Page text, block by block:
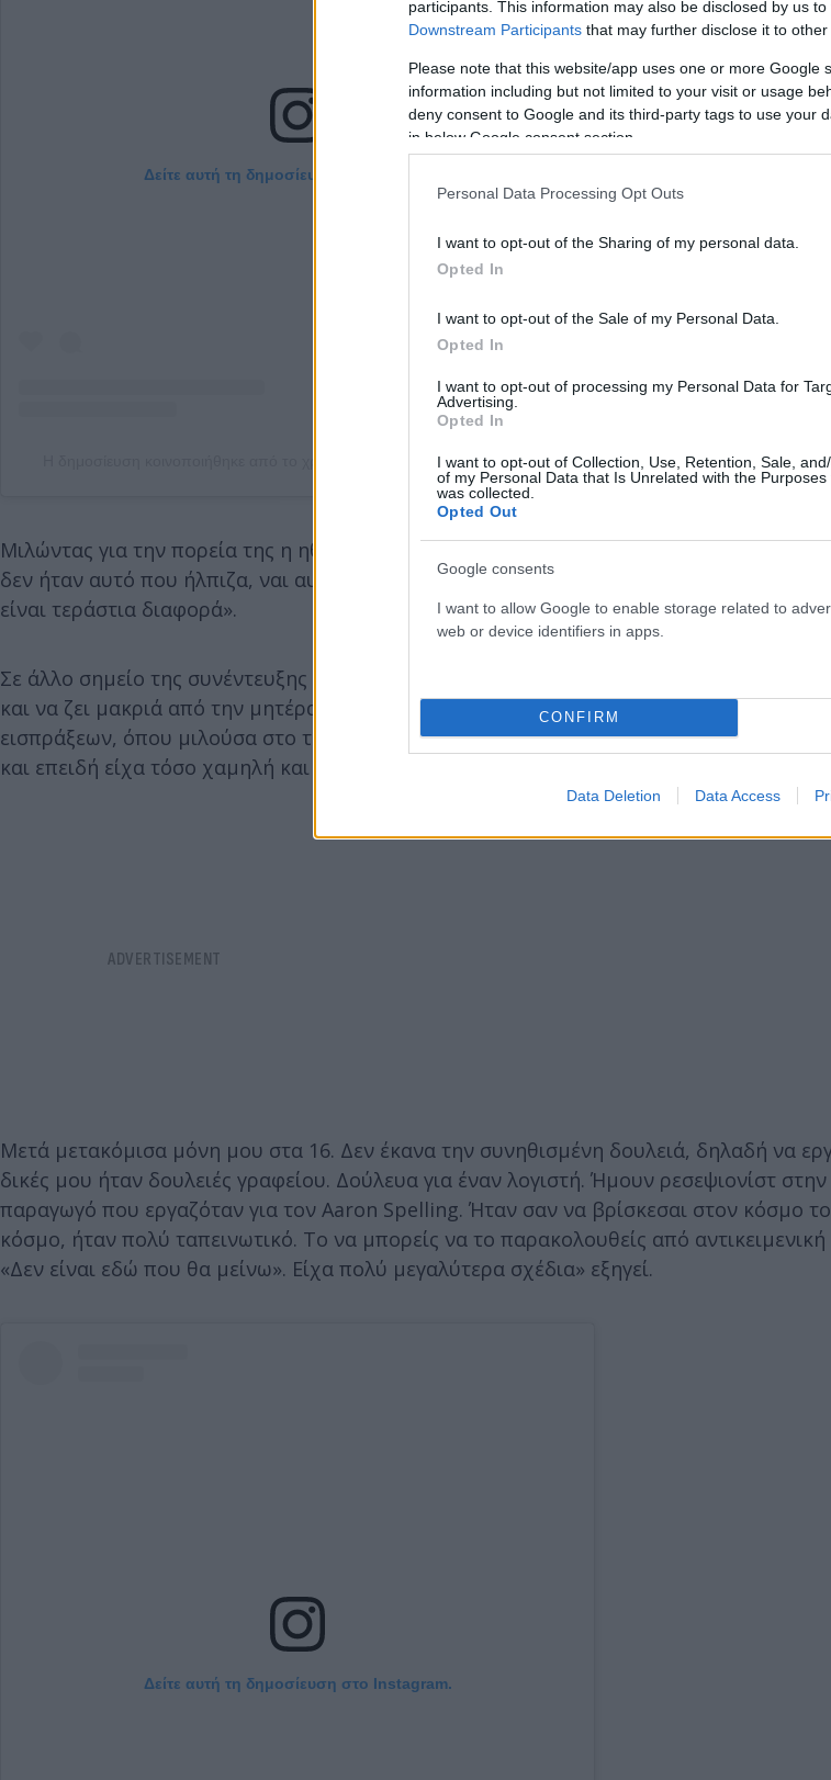
participants. This information may also be disclosed by us
Downstream Participants that may further disclose it to other
Please note that this website/app uses one or more Google
information including but not limited to your visit or usage
deny consent to Google and its third-party tags to use your
in below Google consent section.
Personal Data Processing Opt Outs
I want to opt-out of the Sharing of my personal data.
Opted In
I want to opt-out of the Sale of my Personal Data.
Opted In
I want to opt-out of processing my Personal Data for
Advertising.
Opted In
I want to opt-out of Collection, Use, Retention, Sale,
of my Personal Data that Is Unrelated with the Purposes
was collected.
Opted Out
Google consents
I want to allow Google to enable storage related to
web or device identifiers in apps.
CONFIRM
Data Deletion Data Access
Δείτε αυτή τη δημοσίευση στο Instagram.
Η δημοσίευση κοινοποιήθηκε από το χρήστη Demi Moore (@demimoore)
Μιλώντας για την πορεία της η ηθοποιός ξακαθαρίζει στο περιοδικό: «Αν κάτι δεν
δεν ήταν αυτό που ήλπιζα, ναι αυτό ήταν μια απογοήτευση, αλλά εγώ δεν είμαι
είναι τεράστια διαφορά».
Σε άλλο σημείο της συνέντευξης η Ντέμι Μουρ παραδέχεται ότι ήθελε να είναι
και να ζει μακριά από την μητέρα της. Οι πρώτες δουλειές που έκανε; «Η πρώτη μου
εισπράξεων, όπου μιλούσα στο τηλέφωνο. Έπρεπε να καλώ άτομα που δεν είχαν
και επειδή είχα τόσο χαμηλή και βαθιά φωνή, δεν ήξεραν ότι ήμουν περίπου 14 ετών.
Μετά μετακόμισα μόνη μου στα 16. Δεν έκανα την συνηθισμένη δουλειά, δηλαδή να
δικές μου ήταν δουλειές γραφείου. Δούλευα για έναν λογιστή. Ήμουν ρεσεψιονίστ
παραγωγό που εργαζόταν για τον Aaron Spelling. Ήταν σαν να βρίσκεσαι στον κόσμο
κόσμο, ήταν πολύ ταπεινωτικό. Το να μπορείς να το παρακολουθείς από αντικειμενική
«Δεν είναι εδώ που θα μείνω». Είχα πολύ μεγαλύτερα σχέδια» εξηγεί.
Δείτε αυτή τη δημοσίευση στο Instagram.